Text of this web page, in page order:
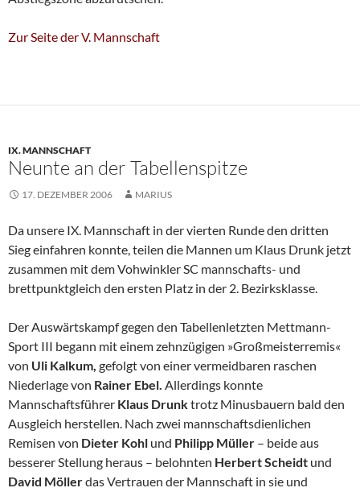
Zur Seite der V. Mannschaft
IX. MANNSCHAFT
Neunte an der Tabellenspitze
17. DEZEMBER 2006 MARIUS
Da unsere IX. Mannschaft in der vierten Runde den dritten
Sieg einfahren konnte, teilen die Mannen um Klaus Drunk jetzt
zusammen mit dem Vohwinkler SC mannschafts- und
brettpunktgleich den ersten Platz in der 2. Bezirksklasse.
Der Auswärtskampf gegen den Tabellenletzten Mettmann-
Sport III begann mit einem zehnzügigen »Großmeisterremis«
von Uli Kalkum, gefolgt von einer vermeidbaren raschen
Niederlage von Rainer Ebel. Allerdings konnte
Mannschaftsführer Klaus Drunktrotz Minusbauern bald den
Ausgleich herstellen. Nach zwei mannschaftsdienlichen
Remisen von Dieter Kohl und Philipp Müller – beide aus
besserer Stellung heraus – belohnten Herbert Scheidt und
David Möllerdas Vertrauen der Mannschaft in sie und